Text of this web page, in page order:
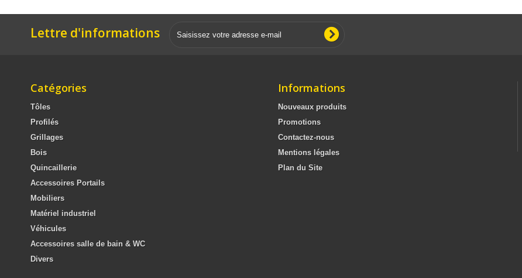
Lettre d'informations
Catégories
Tôles
Profilés
Grillages
Bois
Quincaillerie
Accessoires Portails
Mobiliers
Matériel industriel
Véhicules
Accessoires salle de bain & WC
Divers
Informations
Nouveaux produits
Promotions
Contactez-nous
Mentions légales
Plan du Site